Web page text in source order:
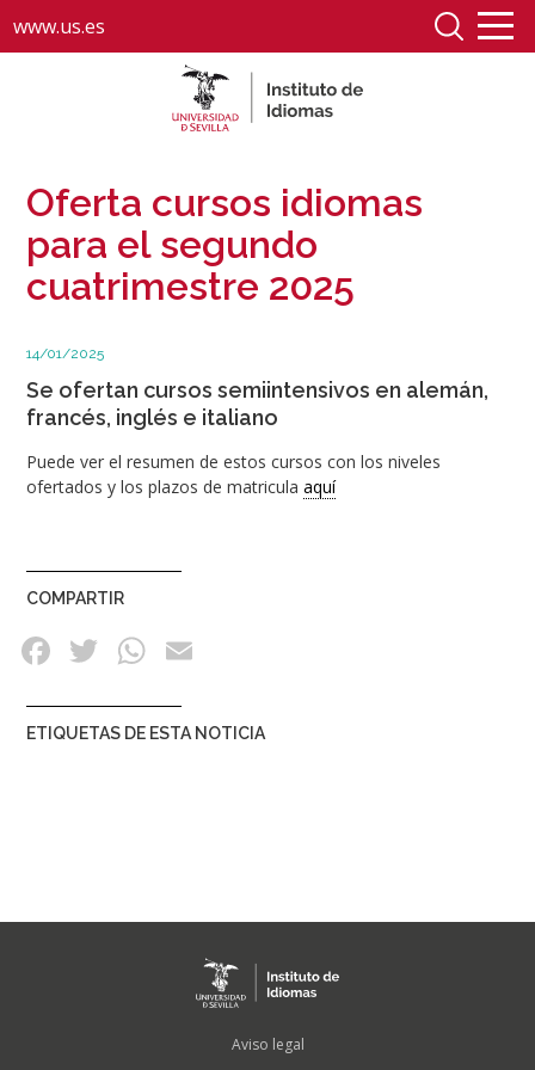
www.us.es
Oferta cursos idiomas
para el segundo
cuatrimestre 2025
14/01/2025
Se ofertan cursos semiintensivos en alemán,
francés, inglés e italiano
Puede ver el resumen de estos cursos con los niveles
ofertados y los plazos de matriculaaquí
COMPARTIR
ETIQUETAS DE ESTA NOTICIA
Aviso legal